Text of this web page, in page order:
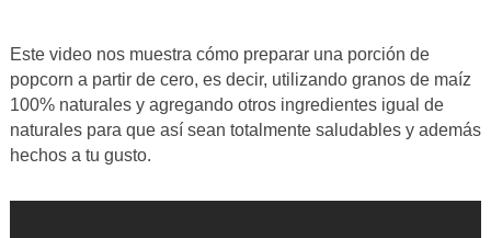
Este video nos muestra cómo preparar una porción de
popcorn a partir de cero, es decir, utilizando granos de maíz
100% naturales y agregando otros ingredientes igual de
naturales para que así sean totalmente saludables y además
hechos a tu gusto.